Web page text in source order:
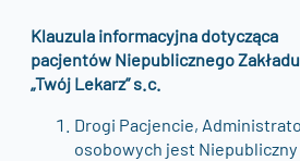
Klauzula informacyjna dotycząca
pacjentów Niepublicznego
„Twój Lekarz” s.c.
Drogi Pacjencie,
osobowych jest Niepubliczny